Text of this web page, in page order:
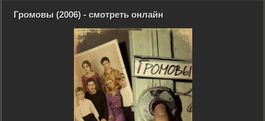
Громовы (2006) - смотреть онлайн